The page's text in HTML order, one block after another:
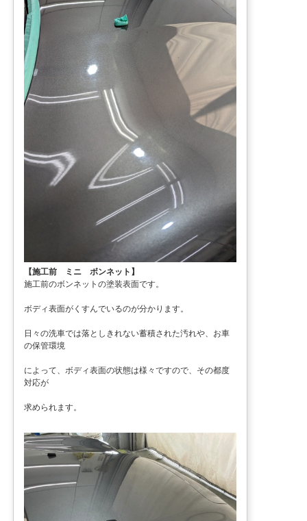
【施工前 ミニ ボンネット】
施工前のボンネットの塗装表面です。
ボディ表面がくすんでいるのが分かります。
日々の洗車では落としきれない蓄積された汚れや、お車
の保管環境
によって、ボディ表面の状態は様々ですので、その都度
対応が
求められます。